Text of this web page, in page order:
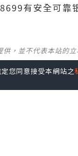
有安全可靠
供，並不代表本站的
您同意接受本網站之